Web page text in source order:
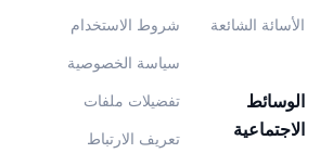
شروط الاستخدام
سياسة الخصوصية
تفضيلات ملفات
تعريف الارتباط
الأسائة الشائعة
الوسائط
الاجتماعية